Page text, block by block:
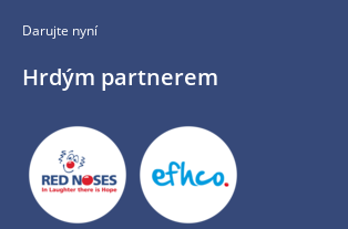
Darujte nyní
Hrdým partnerem